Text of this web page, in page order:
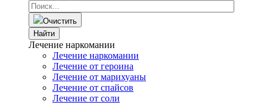
Очистить
Найти
Лечение наркомании
Лечение наркомании
Лечение от героина
Лечение от марихуаны
Лечение от спайсов
Лечение от соли